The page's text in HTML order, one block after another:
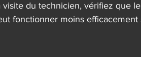
du technicien, vérifiez que
fonctionner moins efficacement